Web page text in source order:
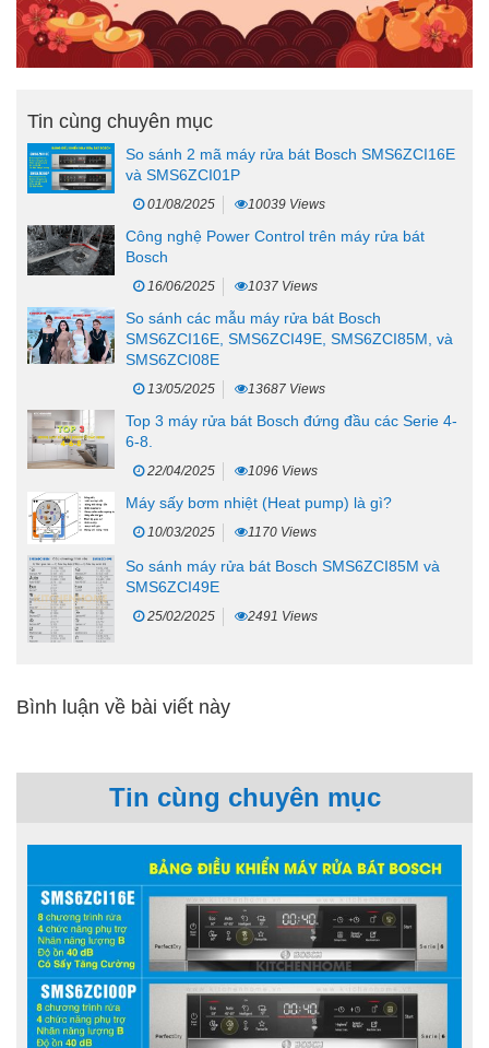
Tin cùng chuyên mục
So sánh 2 mã máy rửa bát Bosch SMS6ZCI16E
và SMS6ZCI01P
01/08/2025 10039 Views
Công nghệ Power Control trên máy rửa bát
Bosch
16/06/2025 1037 Views
So sánh các mẫu máy rửa bát Bosch
SMS6ZCI16E, SMS6ZCI49E, SMS6ZCI85M, và
SMS6ZCI08E
13/05/2025 13687 Views
Top 3 máy rửa bát Bosch đứng đầu các Serie 4-
6-8.
22/04/2025 1096 Views
Máy sấy bơm nhiệt (Heat pump) là gì?
10/03/2025 1170 Views
So sánh máy rửa bát Bosch SMS6ZCI85M và
SMS6ZCI49E
25/02/2025 2491 Views
Bình luận về bài viết này
Tin cùng chuyên mục